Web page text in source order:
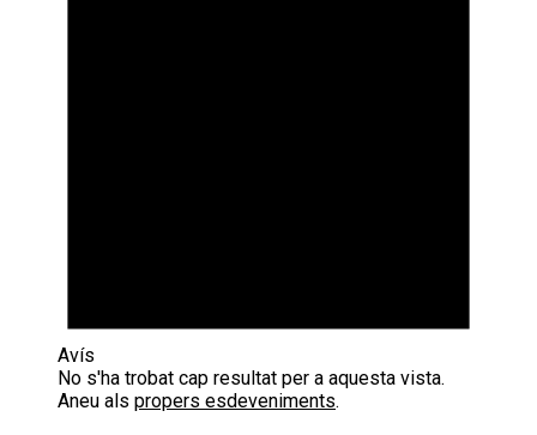
Avís
No s'ha trobat cap resultat per a aquesta vista.
Aneu als propers esdeveniments.